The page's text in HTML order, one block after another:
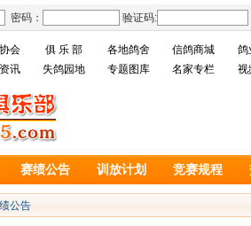
密码： 验证码:
会 俱 乐 部 各地鸽舍 信鸽商城
鸽
讯 失鸽园地 专题图库 名家专栏 视
赛绩公告 训放计划 竞赛规程
公告